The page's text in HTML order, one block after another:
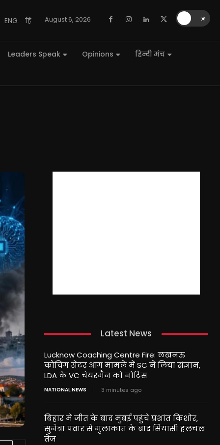
ENG हि August 6, 2026
Leaders Speak Opinions
हिन्दी मंच
Latest News
Lucknow Coaching Centre Fire: लखनऊ
कोचिंग सेंटर आग मामले में SC ने लिया संज्ञान,
LDA के VC चेयरमैन को नोटिस
NATIONAL NEWS 3 minutes ago
बिहार में जीत के बाद मुंबई पहुंचे प्रशांत किशोर,
सुनेत्रा पवार से मुलाकात के बाद सियासी हलचल
तेज
☀️